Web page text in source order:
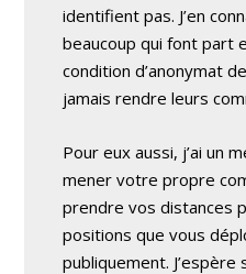
identifient pas. J’en
beaucoup qui font part
condition d’anonymat
jamais rendre leurs
Pour eux aussi, j’ai un
mener votre propre
prendre vos distances
positions que vous
publiquement.